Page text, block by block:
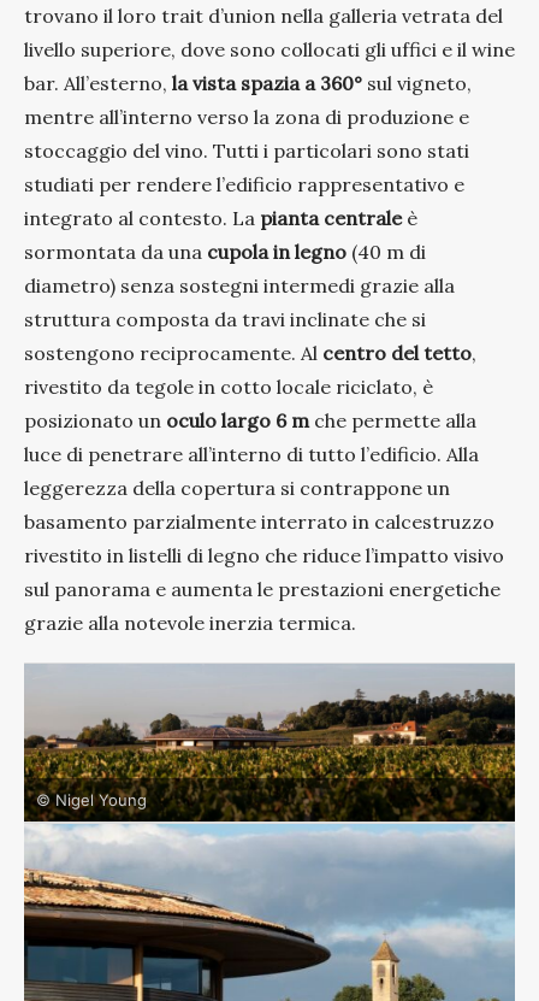
trovano il loro trait d’union nella galleria vetrata del
livello superiore, dove sono collocati gli uffici e il wine
bar. All’esterno, la vista spazia a 360° sul vigneto,
mentre all’interno verso la zona di produzione e
stoccaggio del vino. Tutti i particolari sono stati
studiati per rendere l’edificio rappresentativo e
integrato al contesto. La pianta centraleè
sormontata da una cupola in legno (40 m di
diametro) senza sostegni intermedi grazie alla
struttura composta da travi inclinate che si
sostengono reciprocamente. Al centro del tetto,
rivestito da tegole in cotto locale riciclato, è
posizionato un oculo largo 6 m che permette alla
luce di penetrare all’interno di tutto l’edificio. Alla
leggerezza della copertura si contrappone un
basamento parzialmente interrato in calcestruzzo
rivestito in listelli di legno che riduce l’impatto visivo
sul panorama e aumenta le prestazioni energetiche
grazie alla notevole inerzia termica.
© Nigel Young